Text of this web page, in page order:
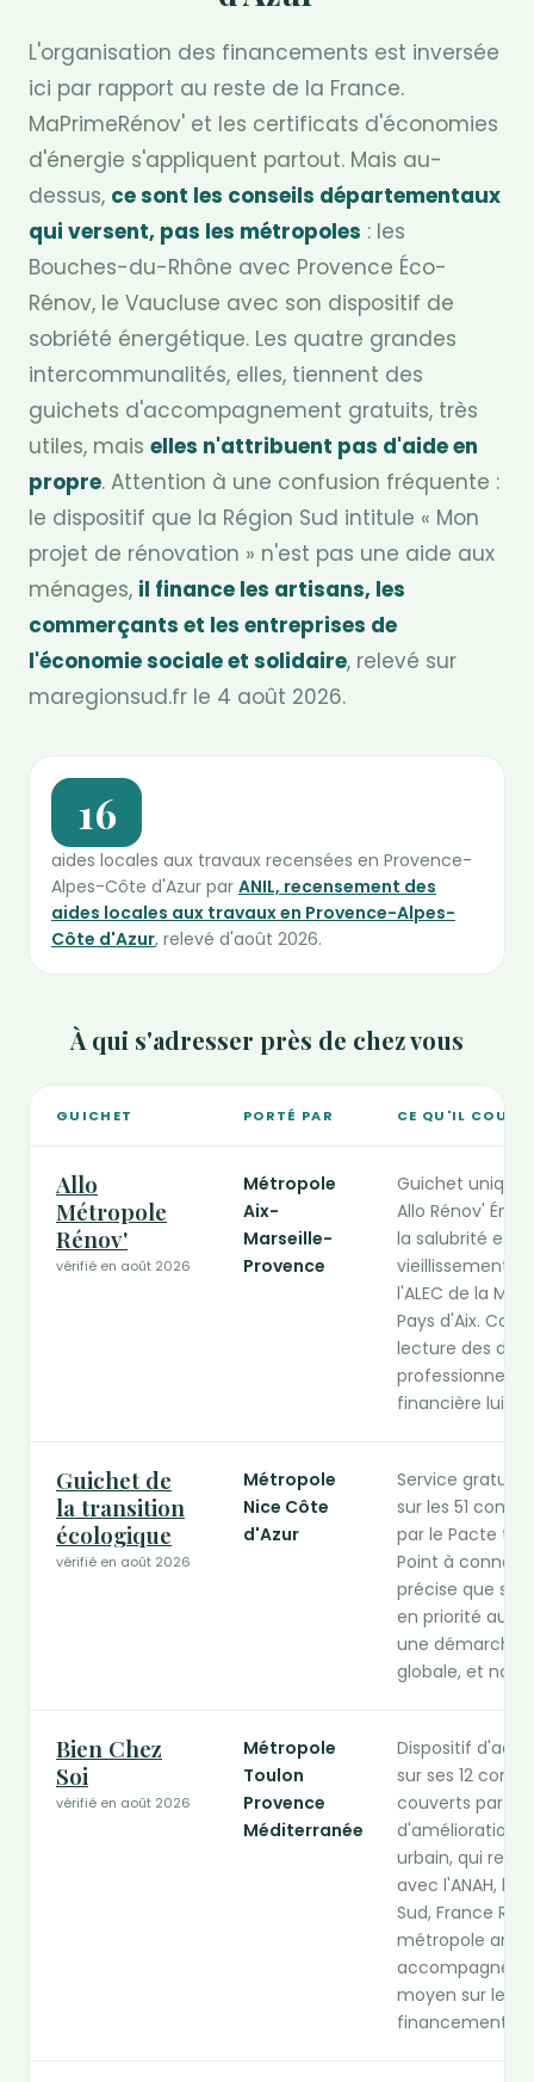
L'organisation des financements est inversée
ici par rapport au reste de la France.
MaPrimeRénov' et les certificats d'économies
d'énergie s'appliquent partout. Mais au-
dessus, ce sont les conseils départementaux
qui versent, pas les métropoles : les
Bouches-du-Rhône avec Provence Éco-
Rénov, le Vaucluse avec son dispositif de
sobriété énergétique. Les quatre grandes
intercommunalités, elles, tiennent des
guichets d'accompagnement gratuits, très
utiles, mais elles n'attribuent pas d'aide en
propre. Attention à une confusion fréquente :
le dispositif que la Région Sud intitule « Mon
projet de rénovation » n'est pas une aide aux
ménages, il finance les artisans, les
commerçants et les entreprises de
l'économie sociale et solidaire, relevé sur
maregionsud.fr le 4 août 2026.
16
aides locales aux travaux recensées en Provence-
Alpes-Côte d'Azur par ANIL, recensement des
aides locales aux travaux en Provence-Alpes-
Côte d'Azur, relevé d'août 2026.
À qui s'adresser près de chez vous
GUICHET PORTÉ PAR CE QU'IL
Allo
Métropole
Rénov'
vérifié en août 2026
Métropole
Aix-
Marseille-
Provence
Guichet unique
Allo Rénov'
la salubrité et
vieillissement. Il
l'ALEC de la
Pays d'Aix.
lecture des
professionnels
financière lui-
Guichet de
la transition
écologique
vérifié en août 2026
Métropole
Nice Côte
d'Azur
Service gratuit
sur les 51
par le Pacte
Point à
précise que
en priorité aux
une démarche
globale, et non
Bien Chez
Soi
vérifié en août 2026
Métropole
Toulon
Provence
Méditerranée
Dispositif
sur ses 12
couverts par
d'amélioration
urbain, qui
avec l'ANAH, le
Sud, France
métropole
accompagnés
moyen sur les
financements,